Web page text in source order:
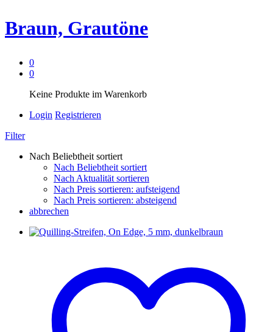
Braun, Grautöne
0
0
Keine Produkte im Warenkorb
Login Registrieren
Filter
Nach Beliebtheit sortiert
Nach Beliebtheit sortiert
Nach Aktualität sortieren
Nach Preis sortieren: aufsteigend
Nach Preis sortieren: absteigend
abbrechen